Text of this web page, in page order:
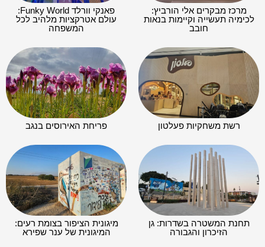
מרכז מבקרים אלי הורביץ:
לכימיה תעשייה וקיימות בנאות
חובב
פאנקי וורלד Funky World:
עולם אטרקציות מלהיב לכל
המשפחה
רשת משחקיות פעלטון פריחת האירוסים בנגב
תחנת המשטרה בשדרות: גן
הזיכרון והגבורה
מיגונית הציפור בצומת רעים:
המיגונית של ענר שפירא